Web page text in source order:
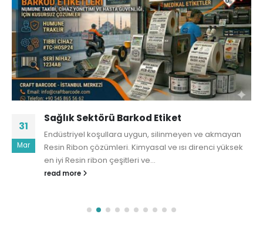
31
Mar
Sağlık Sektörü Barkod Etiket
Endüstriyel koşullara uygun, silinmeyen ve akmayan
Resin Ribon çözümleri. Kimyasal ve ısı direnci yüksek
en iyi Resin ribon çeşitleri ve...
read more